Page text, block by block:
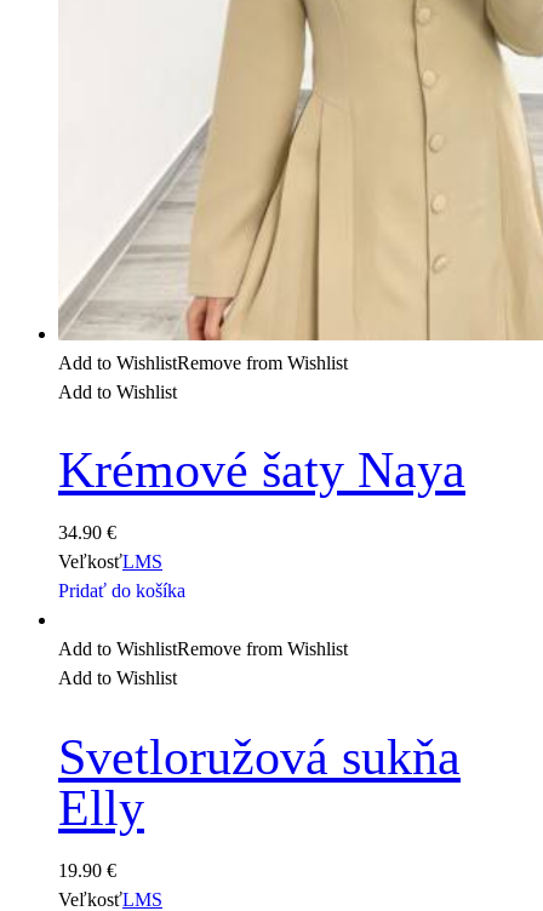
Add to WishlistRemove from Wishlist
Add to Wishlist
Krémové šaty Naya
34.90 €
VeľkosťLMS
Pridať do košíka
Add to WishlistRemove from Wishlist
Add to Wishlist
Svetloružová sukňa
Elly
19.90 €
VeľkosťLMS